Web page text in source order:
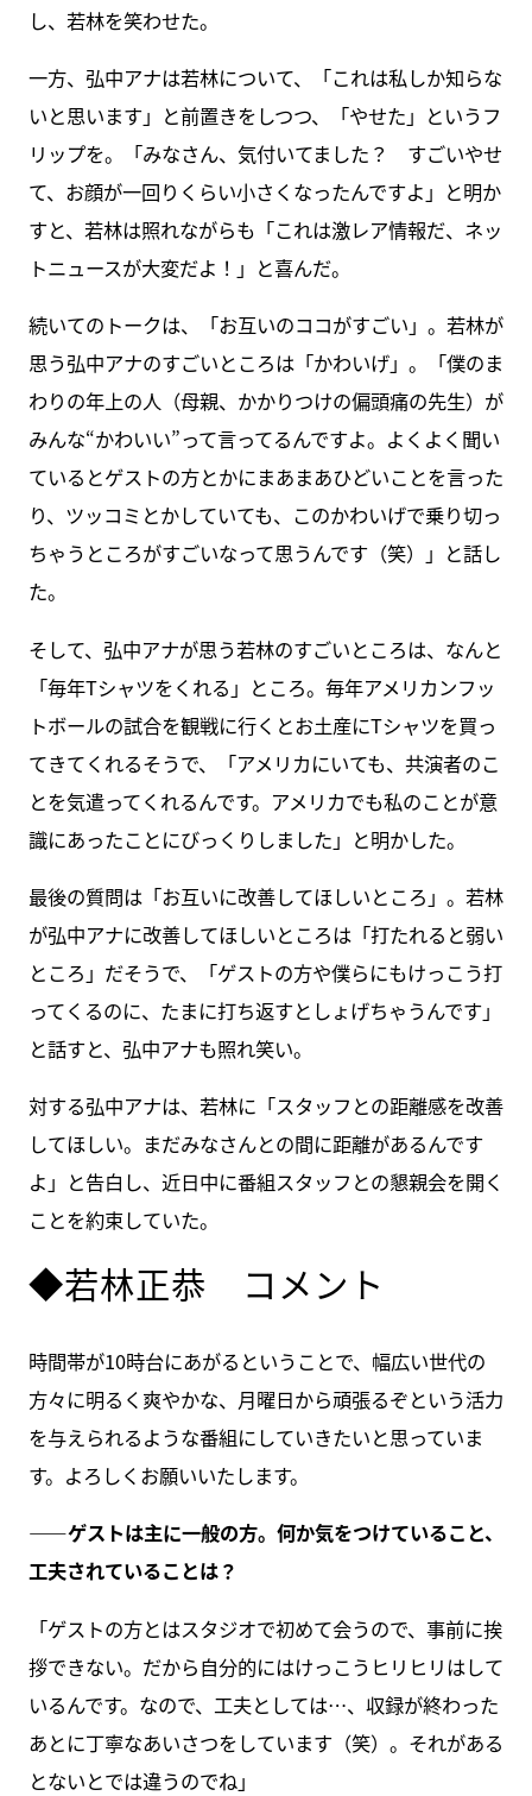
し、若林を笑わせた。
一方、弘中アナは若林について、「これは私しか知らな
いと思います」と前置きをしつつ、「やせた」というフ
リップを。「みなさん、気付いてました？ すごいやせ
て、お顔が一回りくらい小さくなったんですよ」と明か
すと、若林は照れながらも「これは激レア情報だ、ネッ
トニュースが大変だよ！」と喜んだ。
続いてのトークは、「お互いのココがすごい」。若林が
思う弘中アナのすごいところは「かわいげ」。「僕のま
わりの年上の人（母親、かかりつけの偏頭痛の先生）が
みんな“かわいい”って言ってるんですよ。よくよく聞い
ているとゲストの方とかにまあまあひどいことを言った
り、ツッコミとかしていても、このかわいげで乗り切っ
ちゃうところがすごいなって思うんです（笑）」と話し
た。
そして、弘中アナが思う若林のすごいところは、なんと
「毎年Tシャツをくれる」ところ。毎年アメリカンフッ
トボールの試合を観戦に行くとお土産にTシャツを買っ
てきてくれるそうで、「アメリカにいても、共演者のこ
とを気遣ってくれるんです。アメリカでも私のことが意
識にあったことにびっくりしました」と明かした。
最後の質問は「お互いに改善してほしいところ」。若林
が弘中アナに改善してほしいところは「打たれると弱い
ところ」だそうで、「ゲストの方や僕らにもけっこう打
ってくるのに、たまに打ち返すとしょげちゃうんです」
と話すと、弘中アナも照れ笑い。
対する弘中アナは、若林に「スタッフとの距離感を改善
してほしい。まだみなさんとの間に距離があるんです
よ」と告白し、近日中に番組スタッフとの懇親会を開く
ことを約束していた。
◆若林正恭 コメント
時間帯が10時台にあがるということで、幅広い世代の
方々に明るく爽やかな、月曜日から頑張るぞという活力
を与えられるような番組にしていきたいと思っていま
す。よろしくお願いいたします。
――ゲストは主に一般の方。何か気をつけていること、
工夫されていることは？
「ゲストの方とはスタジオで初めて会うので、事前に挨
拶できない。だから自分的にはけっこうヒリヒリはして
いるんです。なので、工夫としては…、収録が終わった
あとに丁寧なあいさつをしています（笑）。それがある
とないとでは違うのでね」